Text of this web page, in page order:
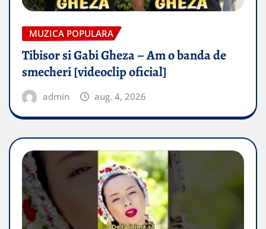
MUZICA POPULARA
Tibisor si Gabi Gheza – Am o banda de
smecheri [videoclip oficial]
admin aug. 4, 2026